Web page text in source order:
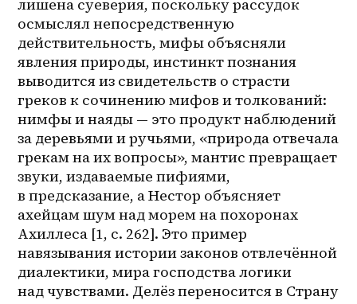
лишена суеверия, поскольку рассудок
осмыслял непосредственную
действительность, мифы объясняли
явления природы, инстинкт познания
выводится из свидетельств о страсти
греков к сочинению мифов и толкований:
нимфы и наяды — это продукт наблюдений
за деревьями и ручьями, «природа отвечала
грекам на их вопросы», мантис превращает
звуки, издаваемые пифиями,
в предсказание, а Нестор объясняет
ахейцам шум над морем на похоронах
Ахиллеса [1, c. 262]. Это пример
навязывания истории законов отвлечённой
диалектики, мира господства логики
над чувствами. Делёз переносится в Страну